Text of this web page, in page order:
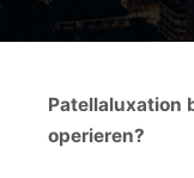
Patellaluxation
operieren?